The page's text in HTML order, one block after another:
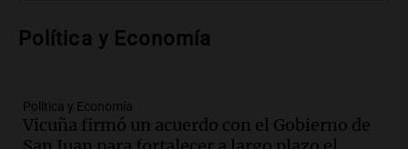
al mercado argentino
Audio.Perito Moreno recibe la Copa
Mundial de Natación de Invierno con
Política y Economía
Política y Economía
Vicuña firmó un acuerdo con el Gobierno de